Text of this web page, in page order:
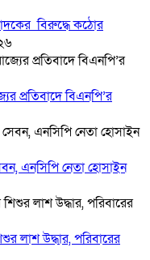
বিরুদ্ধে কঠোর
প্রতিবাদে বিএনপি’র
এনসিপি নেতা হোসাইন
লাশ উদ্ধার, পরিবারের